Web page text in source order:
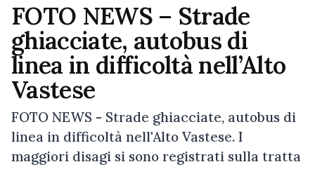
FOTO NEWS – Strade
ghiacciate, autobus di
linea in difficoltà nell’Alto
Vastese
FOTO NEWS - Strade ghiacciate, autobus di
linea in difficoltà nell'Alto Vastese. I
maggiori disagi si sono registrati sulla tratta